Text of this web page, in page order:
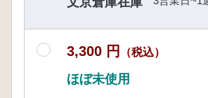
3,300 円 （税込）
ほぼ未使用